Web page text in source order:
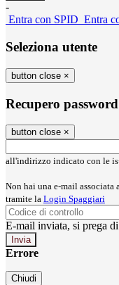
-
Entra con SPID Entra
Seleziona utente
button close ×
Recupero password
button close ×
all'indirizzo indicato con le
Non hai una e-mail associata
tramite la Login Spaggiari
E-mail inviata, si prega
Errore
Chiudi